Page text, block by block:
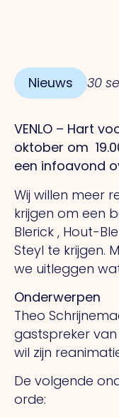
Nieuws 30
VENLO – Hart
oktober om
een infoavond
Wij willen meer
krijgen om een
Blerick , Hout-
Steyl te krijgen.
we uitleggen
Onderwerpen
Theo
gastspreker van
wil zijn
De volgende
orde: